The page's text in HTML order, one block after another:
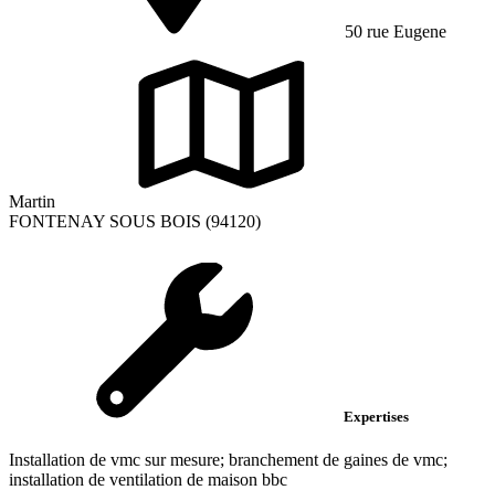
50 rue Eugene
Martin
FONTENAY SOUS BOIS (94120)
Expertises
Installation de vmc sur mesure; branchement de gaines de vmc;
installation de ventilation de maison bbc